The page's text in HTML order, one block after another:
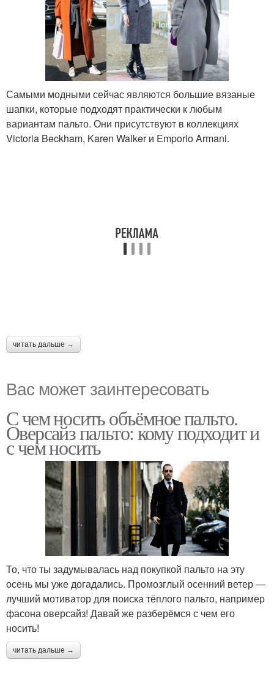
Самыми модными сейчас являются большие вязаные
шапки, которые подходят практически к любым
вариантам пальто. Они присутствуют в коллекциях
Victoria Beckham, Karen Walker и Emporio Armani.
читать дальше →
Вас может заинтересовать
С чем носить объёмное пальто.
Оверсайз пальто: кому подходит и
с чем носить
То, что ты задумывалась над покупкой пальто на эту
осень мы уже догадались. Промозглый осенний ветер —
лучший мотиватор для поиска тёплого пальто, например
фасона оверсайз! Давай же разберёмся с чем его
носить!
читать дальше →